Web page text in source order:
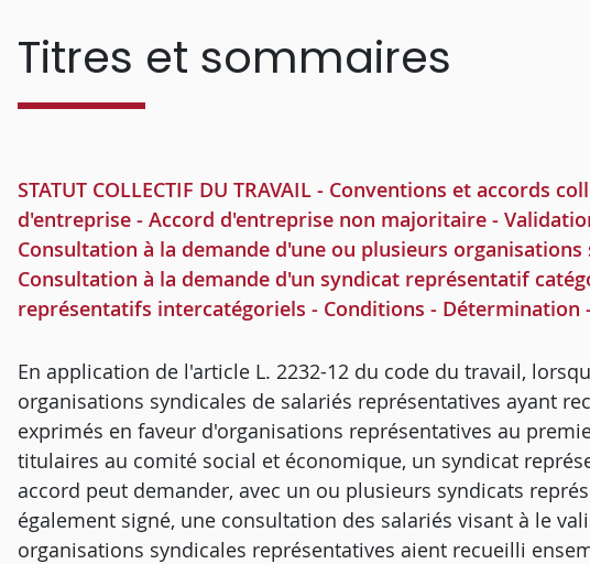
Titres et sommaires
STATUT COLLECTIF DU TRAVAIL - Conventions et accords
d'entreprise - Accord d'entreprise non majoritaire -
Consultation à la demande d'une ou plusieurs
Consultation à la demande d'un syndicat représentatif
représentatifs intercatégoriels - Conditions - Détermination
En application de l'article L. 2232-12 du code du travail,
organisations syndicales de salariés représentatives ayant
exprimés en faveur d'organisations représentatives au
titulaires au comité social et économique, un syndicat
accord peut demander, avec un ou plusieurs syndicats
également signé, une consultation des salariés visant à le
organisations syndicales représentatives aient recueilli